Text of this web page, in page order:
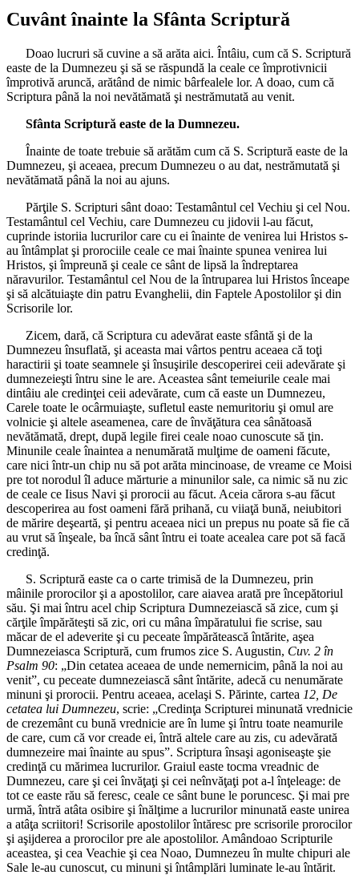
Cuvânt înainte la Sfânta Scriptură
Doao lucruri să cuvine a să arăta aici. Întâiu, cum că S. Scriptură
easte de la Dumnezeu şi să se răspundă la ceale ce împrotivnicii
împrotivă aruncă, arătând de nimic bârfealele lor. A doao, cum că
Scriptura până la noi nevătămată şi nestrămutată au venit.
Sfânta Scriptură easte de la Dumnezeu.
Înainte de toate trebuie să arătăm cum că S. Scriptură easte de la
Dumnezeu, şi aceaea, precum Dumnezeu o au dat, nestrămutată şi
nevătămată până la noi au ajuns.
Părţile S. Scripturi sânt doao: Testamântul cel Vechiu şi cel Nou.
Testamântul cel Vechiu, care Dumnezeu cu jidovii l-au făcut,
cuprinde istoriia lucrurilor care cu ei înainte de venirea lui Hristos s-
au întâmplat şi prorociile ceale ce mai înainte spunea venirea lui
Hristos, şi împreună şi ceale ce sânt de lipsă la îndreptarea
năravurilor. Testamântul cel Nou de la întruparea lui Hristos înceape
şi să alcătuiaşte din patru Evanghelii, din Faptele Apostolilor şi din
Scrisorile lor.
Zicem, dară, că Scriptura cu adevărat easte sfântă şi de la
Dumnezeu însuflată, şi aceasta mai vârtos pentru aceaea că toţi
haractirii şi toate seamnele şi însuşirile descoperirei ceii adevărate şi
dumnezeieşti întru sine le are. Aceastea sânt temeiurile ceale mai
dintâiu ale credinţei ceii adevărate, cum că easte un Dumnezeu,
Carele toate le ocârmuiaşte, sufletul easte nemuritoriu şi omul are
volnicie şi altele aseamenea, care de învăţătura cea sânătoasă
nevătămată, drept, după legile firei ceale noao cunoscute să ţin.
Minunile ceale înaintea a nenumărată mulţime de oameni făcute,
care nici într-un chip nu să pot arăta mincinoase, de vreame ce Moisi
pre tot norodul îl aduce mărturie a minunilor sale, ca nimic să nu zic
de ceale ce Iisus Navi şi prorocii au făcut. Aceia cărora s-au făcut
descoperirea au fost oameni fără prihană, cu viiaţă bună, neiubitori
de mărire deşeartă, şi pentru aceaea nici un prepus nu poate să fie că
au vrut să înşeale, ba încă sânt întru ei toate acealea care pot să facă
credinţă.
S. Scriptură easte ca o carte trimisă de la Dumnezeu, prin
mâinile prorocilor şi a apostolilor, care aiavea arată pre începătoriul
său. Şi mai întru acel chip Scriptura Dumnezeiască să zice, cum şi
cărţile împărăteşti să zic, ori cu mâna împăratului fie scrise, sau
măcar de el adeverite şi cu peceate împărătească întărite, aşea
Dumnezeiasca Scriptură, cum frumos zice S. Augustin, Cuv. 2 în
Psalm 90: „Din cetatea aceaea de unde nemernicim, până la noi au
venit”, cu peceate dumnezeiască sânt întărite, adecă cu nenumărate
minuni şi prorocii. Pentru aceaea, acelaşi S. Părinte, cartea 12, De
cetatea lui Dumnezeu, scrie: „Credinţa Scripturei minunată vrednicie
de crezemânt cu bună vrednicie are în lume şi întru toate neamurile
de care, cum că vor creade ei, întră altele care au zis, cu adevărată
dumnezeire mai înainte au spus”. Scriptura însaşi agoniseaşte şie
credinţă cu mărimea lucrurilor. Graiul easte tocma vreadnic de
Dumnezeu, care şi cei învăţaţi şi cei neînvăţaţi pot a-l înţeleage: de
tot ce easte rău să feresc, ceale ce sânt bune le poruncesc. Şi mai pre
urmă, întră atâta osibire şi înălţime a lucrurilor minunată easte unirea
a atâţa scriitori! Scrisorile apostolilor întăresc pre scrisorile prorocilor
şi aşijderea a prorocilor pre ale apostolilor. Amândoao Scripturile
aceastea, şi cea Veachie şi cea Noao, Dumnezeu în multe chipuri ale
Sale le-au cunoscut, cu minuni şi întâmplări luminate le-au întărit.